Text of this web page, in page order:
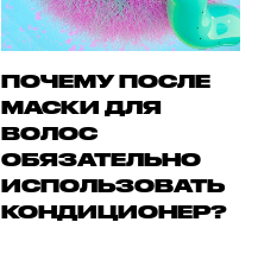
ПОЧЕМУ ПОСЛЕ
МАСКИ ДЛЯ
ВОЛОС
ОБЯЗАТЕЛЬНО
ИСПОЛЬЗОВАТЬ
КОНДИЦИОНЕР?